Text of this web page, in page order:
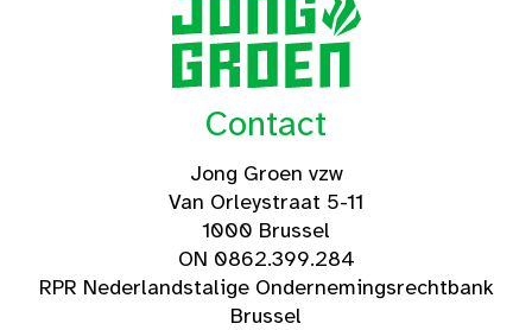
Contact
Jong Groen vzw
Van Orleystraat 5-11
1000 Brussel
ON 0862.399.284
RPR Nederlandstalige Ondernemingsrechtbank
Brussel